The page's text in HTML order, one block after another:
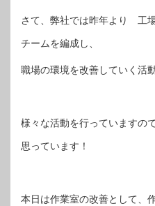
さて、弊社では昨年より 工
チームを編成し、
職場の環境を改善していく活
様々な活動を行っていますの
思っています！
本日は作業室の改善として、